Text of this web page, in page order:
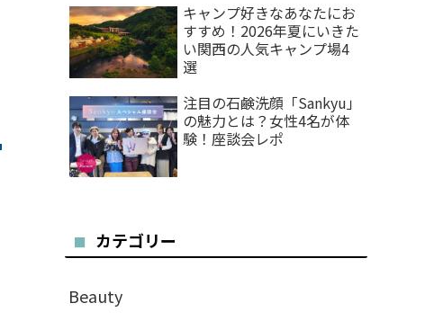
キャンプ好きなあなたにお
すすめ！2026年夏にいきた
い関西の人気キャンプ場4
選
注目の石鹸洗顔「Sankyu」
の魅力とは？女性4名が体
験！座談会レポ
カテゴリー
Beauty